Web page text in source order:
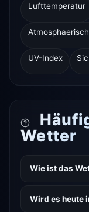
Lufttemperatur
UV-Index
Wetter
Wie ist das
Wird es heute